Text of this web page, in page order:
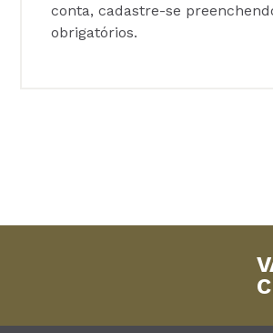
conta, cadastre-se
obrigatórios.